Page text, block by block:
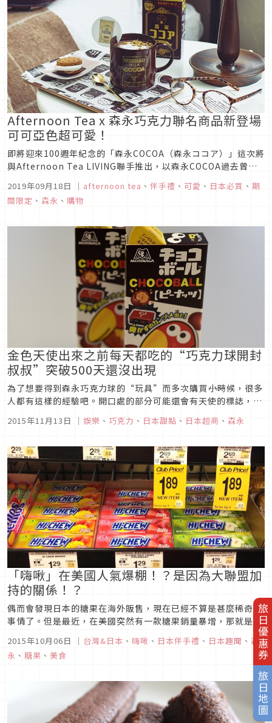
旅日優惠券
旅日地圖
Afternoon Tea x 森永巧克力聯名商品新登場
可可亞色超可愛！
即將迎來100週年紀念的「森永COCOA（森永ココア）」這次將
與Afternoon Tea LIVING聯手推出，以森永COCOA過去曾使
括各種餐廚用品、文具小物、生活雜貨等，可愛又精緻的樣式讓
人每一樣都忍不住想要購買。百年紀念聯名商品將於9月...
2019年09月18日 ｜ afternoon tea 、 伴手禮 、 可愛 、 日本必買 、 期
間限定 、 森永 、 購物
金色天使出來之前每天都吃的“巧克力球開封
叔叔”突破500天還沒出現
為了想要得到森永巧克力球的“玩具”而多次購買――小時候，很多
人都有這樣的經驗吧。開口處的部分可能還會有天使的標誌，真
讓人期待的不得了。這樣的巧克力球以一天一盒的速度開封，將
盒子開口處的照片上傳到Teitter，堅持到金色天使出來那天的
叔”（@chocoba...
2015年11月13日 ｜ 娛樂 、 巧克力 、 日本甜點 、 日本超商 、 森永
「嗨啾」在美國人氣爆棚！？是因為大聯盟加
持的關係！？
偶而會發現日本的糖果在海外販售，現在已經不算是甚麼稀奇的
事情了。但是最近，在美國突然有一款糖果銷量暴增，那就是森
永製菓的「嗨啾（HI-CHEW） 」。嗨啾，在當地就直接以「HI-
CHEW」的品名販售。不論是商品的外觀與大小，都跟日本的ㄧ
模ㄧ樣。口味有櫻桃、葡萄、芒果、青蘋果、草莓等五種。嗨啾
2015年10月06日 ｜ 台灣&日本 、 嗨啾 、 日本伴手禮 、 日本趣聞 、 森
永 、 糖果 、 美食